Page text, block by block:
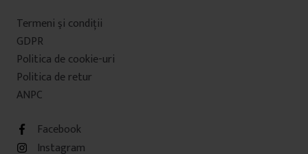
Termeni şi condiţii
GDPR
Politica de cookie-uri
Politica de retur
ANPC
Facebook
Instagram